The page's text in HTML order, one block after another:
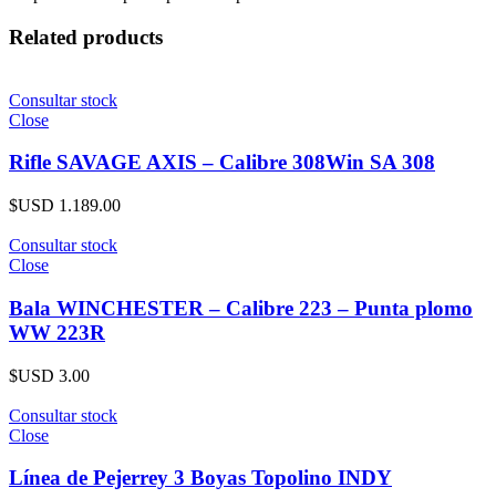
Related products
Consultar stock
Close
Rifle SAVAGE AXIS – Calibre 308Win SA 308
$USD 1.189.00
Consultar stock
Close
Bala WINCHESTER – Calibre 223 – Punta plomo
WW 223R
$USD 3.00
Consultar stock
Close
Línea de Pejerrey 3 Boyas Topolino INDY